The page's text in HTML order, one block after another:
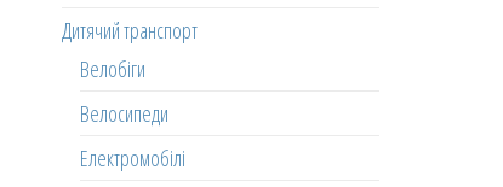
Дитячий транспорт
Велобіги
Велосипеди
Електромобілі